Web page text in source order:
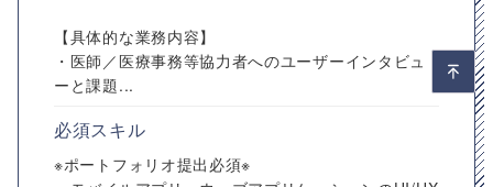
【具体的な業務内容】
・医師／医療事務等協力者へのユーザーインタビュ
ーと課題...
必須スキル
※ポートフォリオ提出必須※